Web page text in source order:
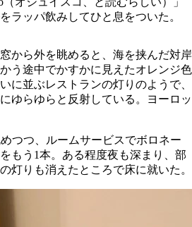
ラッパ飲みしてひと息をついた。
から外を眺めると、海を挟んだ対岸
う途中でかすかに見えたオレンジ色
に並ぶレストランの灯りのようで、
ゆらゆらと反射している。ヨーロッ
つつ、ルームサービスでボロネー
もう1本。ある程度夜も深まり、部
灯りも消えたところで床に就いた。